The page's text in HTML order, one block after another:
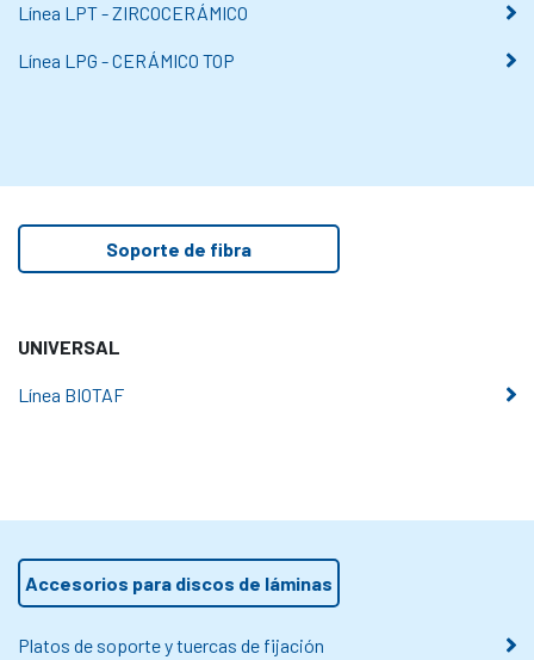
Línea LPT - ZIRCOCERÁMICO
Línea LPG - CERÁMICO TOP
Soporte de fibra
UNIVERSAL
Línea BIOTAF
Accesorios para discos de láminas
Platos de soporte y tuercas de fijación